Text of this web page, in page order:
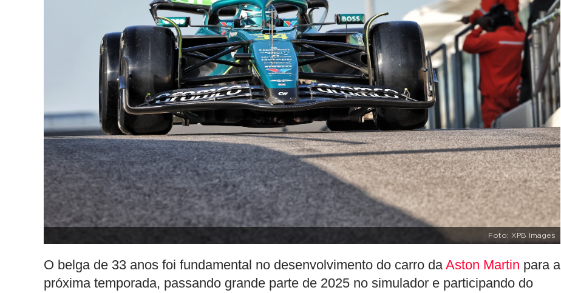
Foto: XPB Images
O belga de 33 anos foi fundamental no desenvolvimento do carro daAston Martin para a
próxima temporada, passando grande parte de 2025 no simulador e participando do